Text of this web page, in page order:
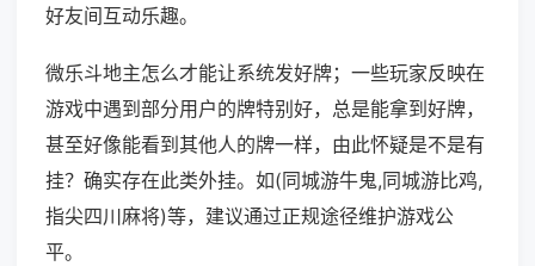
好友间互动乐趣。
微乐斗地主怎么才能让系统发好牌；一些玩家反映在
游戏中遇到部分用户的牌特别好，总是能拿到好牌，
甚至好像能看到其他人的牌一样，由此怀疑是不是有
挂？确实存在此类外挂。如(同城游牛鬼,同城游比鸡,
指尖四川麻将)等，建议通过正规途径维护游戏公
平。